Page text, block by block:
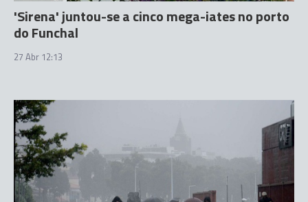
'Sirena' juntou-se a cinco mega-iates no porto
do Funchal
27 Abr 12:13